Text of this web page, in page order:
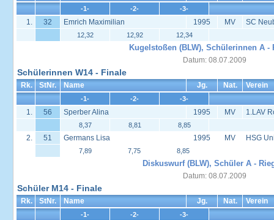
-1- -2- -3-
1. 32 Emrich Maximilian 1995 MV SC
12,32 12,92 12,34
Kugelstoßen (BLW), Schülerinnen A -
Datum: 08.07.2009
Schülerinnen W14 - Finale
Rk. StNr. Name Jg. Nat. Verein
-1- -2- -3-
1. 56 Sperber Alina 1995 MV 1.LAV
8,37 8,81 8,85
2. 51 Germans Lisa 1995 MV HSG
7,89 7,75 8,85
Diskuswurf (BLW), Schüler A -
Datum: 08.07.2009
Schüler M14 - Finale
Rk. StNr. Name Jg. Nat. Verein
-1- -2- -3-